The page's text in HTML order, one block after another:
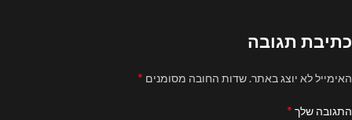
כתיבת תגובה
האימייל לא יוצג באתר.שדות החובה מסומנים *
התגובה שלך *